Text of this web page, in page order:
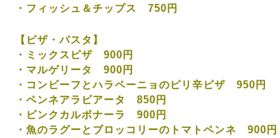
・フィッシュ＆チップス 750円
【ピザ・パスタ】
・ミックスピザ 900円
・マルゲリータ 900円
・コンビーフとハラペーニョのピリ辛ピザ 950円
・ペンネアラビアータ 850円
・ピンクカルボナーラ 900円
・魚のラグーとブロッコリーのトマトペンネ 900円